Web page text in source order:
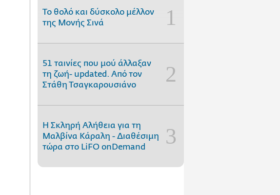
Το θολό και δύσκολο μέλλον
της Μονής Σινά
51 ταινίες που μού άλλαξαν
τη ζωή- updated. Aπό τον
Στάθη Τσαγκαρουσιάνο
Η Σκληρή Αλήθεια για τη
Μαλβίνα Κάραλη - Διαθέσιμη
τώρα στo LiFO onDemand